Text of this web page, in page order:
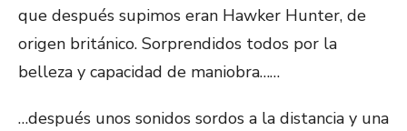
que después supimos eran Hawker Hunter, de
origen británico. Sorprendidos todos por la
belleza y capacidad de maniobra……
…después unos sonidos sordos a la distancia y una